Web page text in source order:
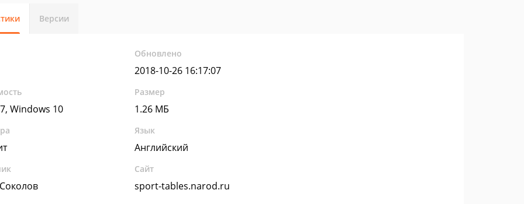
Версии
Обновлено
2018-10-26 16:17:07
Windows 10
Размер
1.26 МБ
Язык
Английский
Сайт
sport-tables.narod.ru